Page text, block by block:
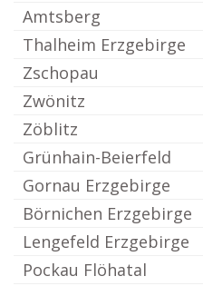
Amtsberg
Thalheim Erzgebirge
Zschopau
Zwönitz
Zöblitz
Grünhain-Beierfeld
Gornau Erzgebirge
Börnichen Erzgebirge
Lengefeld Erzgebirge
Pockau Flöhatal